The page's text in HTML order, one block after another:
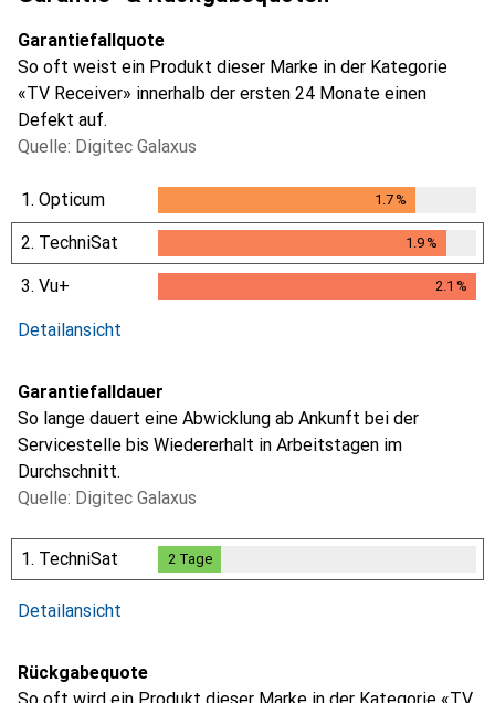
Garantiefallquote
So oft weist ein Produkt dieser Marke in der Kategorie
«TV Receiver» innerhalb der ersten 24 Monate einen
Defekt auf.
Quelle: Digitec Galaxus
1. Opticum 1.7%
2. TechniSat 1.9%
1.9%
3. Vu+ 2.1 %
Detailansicht
Garantiefalldauer
So lange dauert eine Abwicklung ab Ankunft bei der
Servicestelle bis Wiedererhalt in Arbeitstagen im
Durchschnitt.
Quelle: Digitec Galaxus
1. TechniSat 2 Tage
Detailansicht
Rückgabequote